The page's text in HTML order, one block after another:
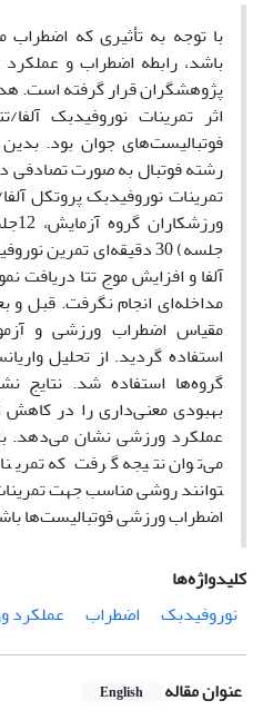
با توجه به تأثیری که اضطراب
باشد، رابطه اضطراب و
پژوهشگران قرار گرفته است.
اثر تمرینات نوروفیدبک
رشته فوتبال به صورت تصادفی
تمرینات نوروفیدبک پروتکل
جلسه) 30 دقیقه‌ای
آلفا و افزایش موج تتا دریافت
مداخله‌ای انجام نگرفت. قبل و
مقیاس اضطراب ورزشی و
استفاده گردید. از تحلیل
گروه‌ها استفاده شد. نتایج
بهبودی معنی‌داری را در
عملکرد ورزشی نشان می‌دهد.
توانند روشی مناسب جهت
اضطراب ورزشی فوتبالیست‌ها
کلیدواژه‌ها
نوروفیدبک
اضطراب عملکرد
عنوان مقاله English